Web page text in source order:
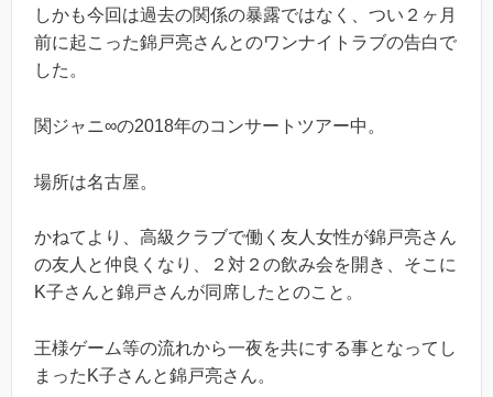
しかも今回は過去の関係の暴露ではなく、つい２ヶ月
前に起こった錦戸亮さんとのワンナイトラブの告白で
した。
関ジャニ∞の2018年のコンサートツアー中。
場所は名古屋。
かねてより、高級クラブで働く友人女性が錦戸亮さん
の友人と仲良くなり、２対２の飲み会を開き、そこに
K子さんと錦戸さんが同席したとのこと。
王様ゲーム等の流れから一夜を共にする事となってし
まったK子さんと錦戸亮さん。